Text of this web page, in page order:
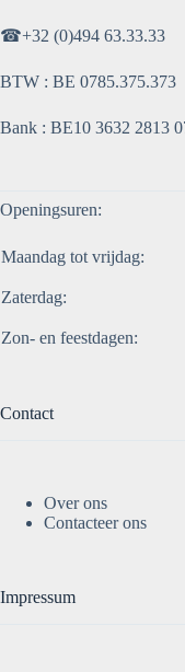
☎+32 (0)494 63.33.33
BTW : BE 0785.375.373
Bank : BE10 3632 2813
Openingsuren:
Maandag tot vrijdag:
Zaterdag:
Zon- en feestdagen:
Contact
Over ons
Contacteer ons
Impressum